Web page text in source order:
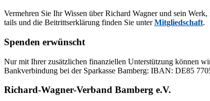
Ver­meh­ren Sie Ihr Wis­sen über Ri­chard Wag­ner und sein
tails und die Bei­tritts­er­klä­rung fin­den Sie un­terMit­glied­schaft.
Spenden erwünscht
Nur mit Ih­rer zu­sätz­li­chen fi­nan­zi­el­len Un­ter­stüt­zung kön­nen
Bank­ver­bin­dung bei der Spar­kas­se Bam­berg: IBAN: DE85
Richard-Wagner-Verband Bamberg e.V.